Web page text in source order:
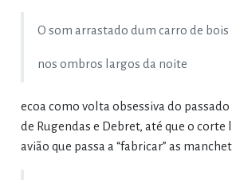
O som arrastado dum carro de bois
nos ombros largos da noite
ecoa como volta obsessiva do
de Rugendas e Debret, até que o corte
avião que passa a “fabricar” as